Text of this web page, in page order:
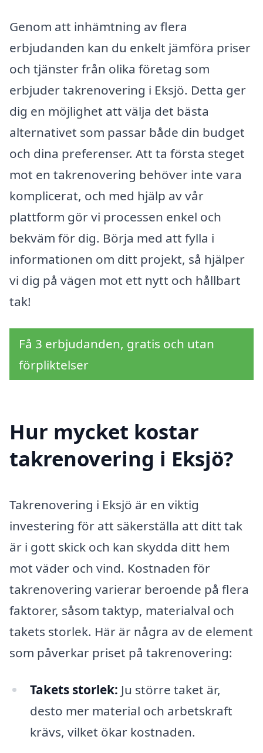
Genom att inhämtning av flera
erbjudanden kan du enkelt jämföra priser
och tjänster från olika företag som
erbjuder takrenovering i Eksjö. Detta ger
dig en möjlighet att välja det bästa
alternativet som passar både din budget
och dina preferenser. Att ta första steget
mot en takrenovering behöver inte vara
komplicerat, och med hjälp av vår
plattform gör vi processen enkel och
bekväm för dig. Börja med att fylla i
informationen om ditt projekt, så hjälper
vi dig på vägen mot ett nytt och hållbart
tak!
Få 3 erbjudanden, gratis och utan
förpliktelser
Hur mycket kostar
takrenovering i Eksjö?
Takrenovering i Eksjö är en viktig
investering för att säkerställa att ditt tak
är i gott skick och kan skydda ditt hem
mot väder och vind. Kostnaden för
takrenovering varierar beroende på flera
faktorer, såsom taktyp, materialval och
takets storlek. Här är några av de element
som påverkar priset på takrenovering:
Takets storlek: Ju större taket är,
desto mer material och arbetskraft
krävs, vilket ökar kostnaden.